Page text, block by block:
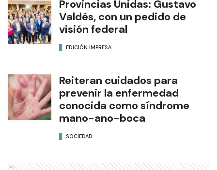
Provincias Unidas: Gustavo
Valdés, con un pedido de
visión federal
EDICIÓN IMPRESA
Reiteran cuidados para
prevenir la enfermedad
conocida como síndrome
mano-ano-boca
SOCIEDAD
Ads